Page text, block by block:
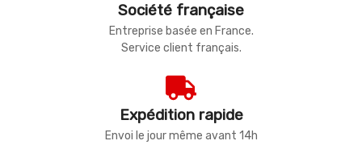
Société française
Entreprise basée en France.
Service client français.
Expédition rapide
Envoi le jour même avant 14h